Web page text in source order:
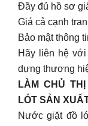
Đầy đủ hồ sơ
Giá cả cạnh
Bảo mật thông
Hãy liên hệ
dựng thương
LÀM CHỦ
LÓT SẢN
Nước giặt đồ